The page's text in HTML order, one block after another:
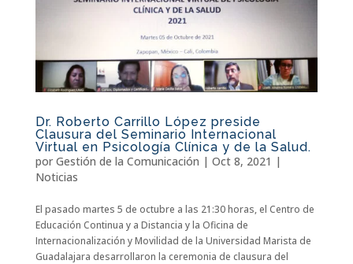
Dr. Roberto Carrillo López preside
Clausura del Seminario Internacional
Virtual en Psicología Clínica y de la Salud.
por Gestión de la Comunicación | Oct 8, 2021 |
Noticias
El pasado martes 5 de octubre a las 21:30 horas, el Centro de
Educación Continua y a Distancia y la Oficina de
Internacionalización y Movilidad de la Universidad Marista de
Guadalajara desarrollaron la ceremonia de clausura del